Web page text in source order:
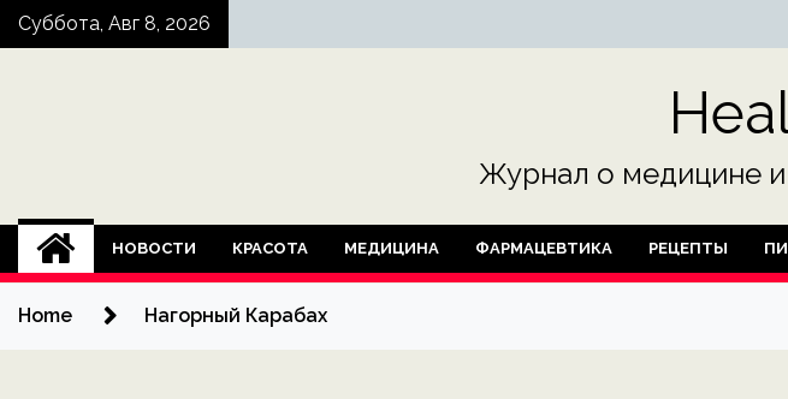
SkipСуббота, Авг 8, 2026
Журнал о медицине
НОВОСТИ КРАСОТА МЕДИЦИНА ФАРМАЦЕВТИКА РЕЦЕПТЫ
Home Нагорный Карабах